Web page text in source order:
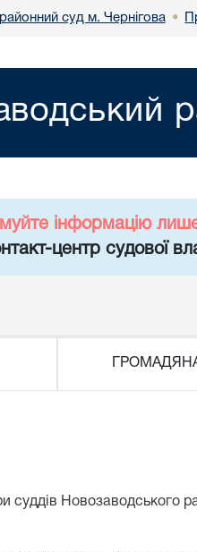
суд м. Чернігова •
інформацію
центр судової
суддів Новозаводського